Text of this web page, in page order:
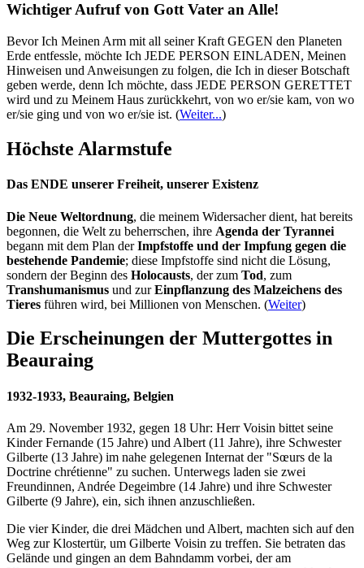
Wichtiger Aufruf von Gott Vater an Alle!
Bevor Ich Meinen Arm mit all seiner Kraft GEGEN den Planeten
Erde entfessle, möchte Ich JEDE PERSON EINLADEN, Meinen
Hinweisen und Anweisungen zu folgen, die Ich in dieser Botschaft
geben werde, denn Ich möchte, dass JEDE PERSON GERETTET
wird und zu Meinem Haus zurückkehrt, von wo er/sie kam, von wo
er/sie ging und von wo er/sie ist. (Weiter...)
Höchste Alarmstufe
Das ENDE unserer Freiheit, unserer Existenz
Die Neue Weltordnung, die meinem Widersacher dient, hat bereits
begonnen, die Welt zu beherrschen, ihre Agenda der Tyrannei
begann mit dem Plan derImpfstoffe und der Impfung gegen die
bestehende Pandemie; diese Impfstoffe sind nicht die Lösung,
sondern der Beginn des Holocausts, der zum Tod, zum
Transhumanismus und zurEinpflanzung des Malzeichens des
Tieres führen wird, bei Millionen von Menschen. (Weiter)
Die Erscheinungen der Muttergottes in
Beauraing
1932-1933, Beauraing, Belgien
Am 29. November 1932, gegen 18 Uhr: Herr Voisin bittet seine
Kinder Fernande (15 Jahre) und Albert (11 Jahre), ihre Schwester
Gilberte (13 Jahre) im nahe gelegenen Internat der "Sœurs de la
Doctrine chrétienne" zu suchen. Unterwegs laden sie zwei
Freundinnen, Andrée Degeimbre (14 Jahre) und ihre Schwester
Gilberte (9 Jahre), ein, sich ihnen anzuschließen.
Die vier Kinder, die drei Mädchen und Albert, machten sich auf den
Weg zur Klostertür, um Gilberte Voisin zu treffen. Sie betraten das
Gelände und gingen an dem Bahndamm vorbei, der am